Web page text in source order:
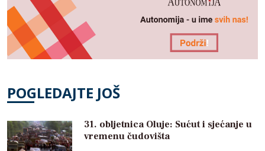
POGLEDAJTE JOŠ
31. obljetnica Oluje: Sućut i sjećanje u
vremenu čudovišta